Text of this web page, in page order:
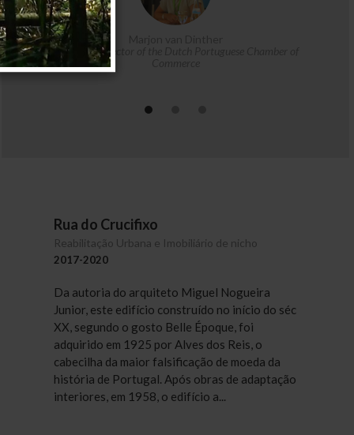
Executive Director of the Dutch Portuguese Chamber of
Rua do Crucifixo
Reabilitação Urbana e Imobiliário de nicho
2017-2020
Da autoria do arquiteto Miguel Nogueira
Junior, este edifício construído no início do séc
XX, segundo o gosto Belle Époque, foi
adquirido em 1925 por Alves dos Reis, o
cabecilha da maior falsificação de moeda da
história de Portugal. Após obras de adaptação
interiores, em 1958, o edifício a...